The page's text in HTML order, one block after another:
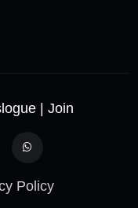
| Join
Policy